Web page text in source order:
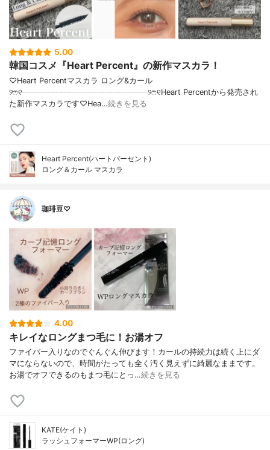
5.00
韓国コスメ『Heart Percent』の新作マスカラ！
♡Heart Percentマスカラ ロング&カール
୨ෆ୧┈┈┈┈┈┈┈┈┈┈┈┈┈┈┈┈୨ෆ୧Heart Percentから発売され
た新作マスカラです♡Hea…続きを見る
Heart Percent(ハートパーセント)
ロング＆カール マスカラ
珈琲豆♡
4.00
キレイなロングまつ毛に！お湯オフ
ファイバー入りなのでぐんぐん伸びます！カールの持続力は続く上にダ
マにならないので、時間がたっても全く汚く見えずに綺麗なままです。
お湯でオフできるのもまつ毛にとっ…続きを見る
KATE(ケイト)
ラッシュフォーマーWP(ロング)